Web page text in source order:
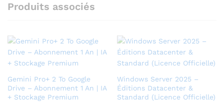
Produits associés
Gemini Pro+ 2 To Google
Drive – Abonnement 1 An | IA
+ Stockage Premium
Windows Server 2025 –
Éditions Datacenter &
Standard (Licence Officielle)